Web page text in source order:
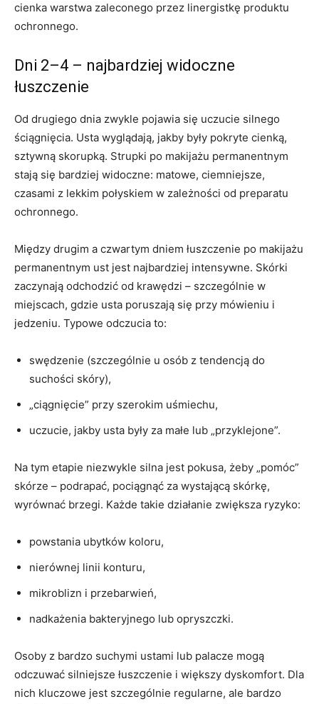
cienka warstwa zaleconego przez linergistkę produktu
ochronnego.
Dni 2–4 – najbardziej widoczne
łuszczenie
Od drugiego dnia zwykle pojawia się uczucie silnego
ściągnięcia. Usta wyglądają, jakby były pokryte cienką,
sztywną skorupką. Strupki po makijażu permanentnym
stają się bardziej widoczne: matowe, ciemniejsze,
czasami z lekkim połyskiem w zależności od preparatu
ochronnego.
Między drugim a czwartym dniem łuszczenie po makijażu
permanentnym ust jest najbardziej intensywne. Skórki
zaczynają odchodzić od krawędzi – szczególnie w
miejscach, gdzie usta poruszają się przy mówieniu i
jedzeniu. Typowe odczucia to:
swędzenie (szczególnie u osób z tendencją do
suchości skóry),
„ciągnięcie” przy szerokim uśmiechu,
uczucie, jakby usta były za małe lub „przyklejone”.
Na tym etapie niezwykle silna jest pokusa, żeby „pomóc”
skórze – podrapać, pociągnąć za wystającą skórkę,
wyrównać brzegi. Każde takie działanie zwiększa ryzyko:
powstania ubytków koloru,
nierównej linii konturu,
mikroblizn i przebarwień,
nadkażenia bakteryjnego lub opryszczki.
Osoby z bardzo suchymi ustami lub palacze mogą
odczuwać silniejsze łuszczenie i większy dyskomfort. Dla
nich kluczowe jest szczególnie regularne, ale bardzo